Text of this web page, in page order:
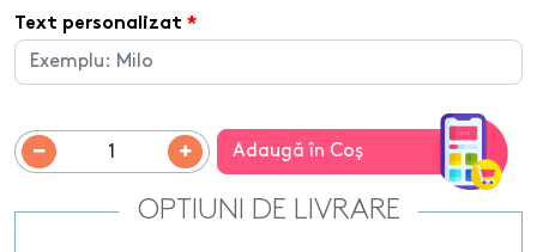
Text personalizat
Adaugă în Coş
OPTIUNI DE LIVRARE